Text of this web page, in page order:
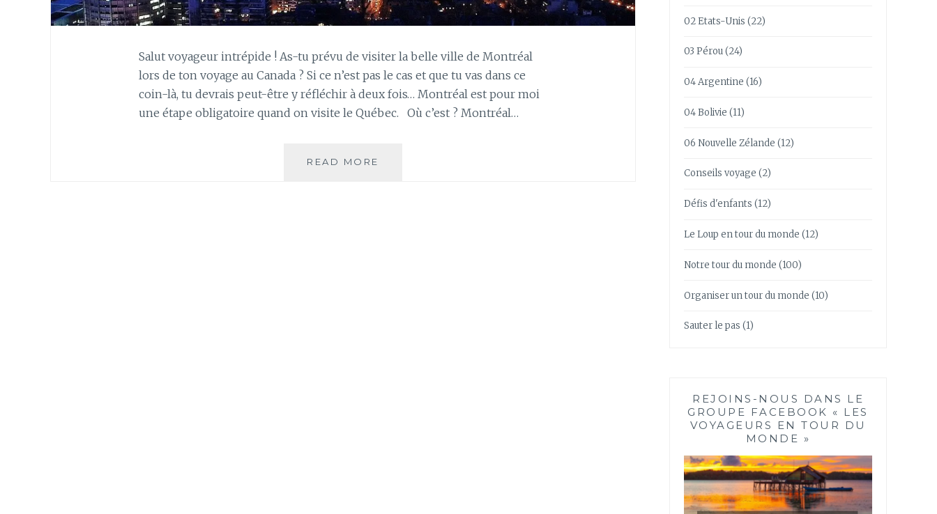
Salut voyageur intrépide ! As-tu prévu de visiter la belle ville de Montréal
lors de ton voyage au Canada ? Si ce n’est pas le cas et que tu vas dans ce
coin-là, tu devrais peut-être y réfléchir à deux fois… Montréal est pour moi
une étape obligatoire quand on visite le Québec. Où c’est ? Montréal…
READ MORE
02 Etats-Unis (22)
03 Pérou(24)
04 Argentine (16)
04 Bolivie (11)
06 Nouvelle Zélande (12)
Conseils voyage (2)
Défis d'enfants (12)
Le Loup en tour du monde (12)
Notre tour du monde (100)
Organiser un tour du monde (10)
Sauter le pas (1)
REJOINS-NOUS DANS LE
GROUPE FACEBOOK « LES
VOYAGEURS EN TOUR DU
MONDE »